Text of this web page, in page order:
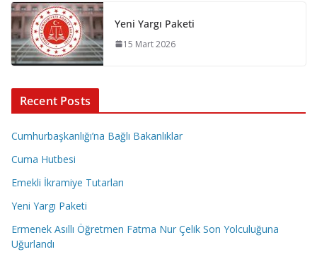
Yeni Yargı Paketi
15 Mart 2026
Recent Posts
Cumhurbaşkanlığı’na Bağlı Bakanlıklar
Cuma Hutbesi
Emekli İkramiye Tutarları
Yeni Yargı Paketi
Ermenek Asıllı Öğretmen Fatma Nur Çelik Son Yolculuğuna
Uğurlandı